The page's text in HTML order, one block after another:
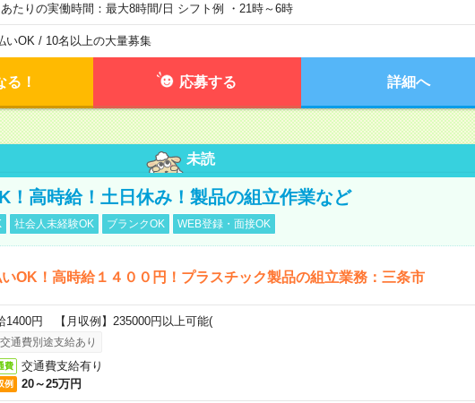
たりの実働時間：最大8時間/日 シフト例 ・21時～6時
いOK / 10名以上の大量募集
る！ 応募する 詳細へ
未読
！高時給！土日休み！製品の組立作業など
社会人未経験OK ブランクOK WEB登録・面接OK
OK！高時給１４００円！プラスチック製品の組立業務：三条市
1400円 【月収例】235000円以上可能(
交通費別途支給あり
費 交通費支給有り
例 20～25万円